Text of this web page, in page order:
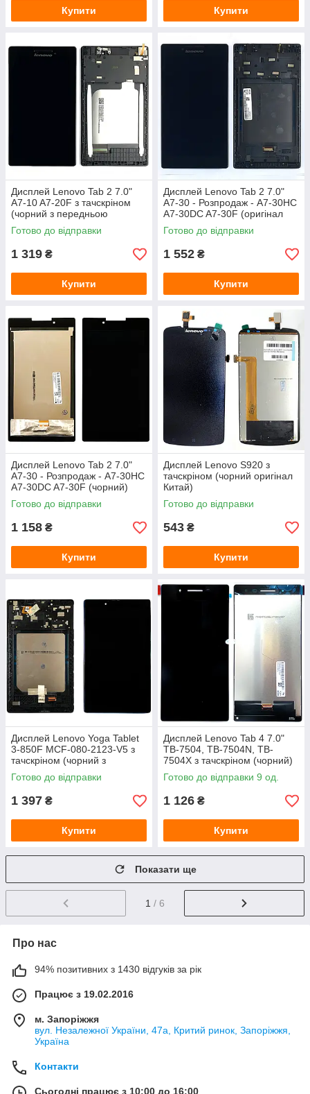
Купити Купити
Дисплей Lenovo Tab 2 7.0"
A7-10 A7-20F з тачскріном
(чорний з передньою
панеллю)
Готово до відправки
1 319 ₴
Купити
Дисплей Lenovo Tab 2 7.0"
A7-30 - Розпродаж - A7-30HC
A7-30DC A7-30F (оригінал
Китай із передньою
панеллю)
Готово до відправки
1 552 ₴
Купити
Дисплей Lenovo Tab 2 7.0"
A7-30 - Розпродаж - A7-30HC
A7-30DC A7-30F (чорний)
Готово до відправки
1 158 ₴
Купити
Дисплей Lenovo S920 з
тачскріном (чорний оригінал
Китай)
Готово до відправки
543 ₴
Купити
Дисплей Lenovo Yoga Tablet
3-850F MCF-080-2123-V5 з
тачскріном (чорний з
рамкою)
Готово до відправки
1 397 ₴
Купити
Дисплей Lenovo Tab 4 7.0"
TB-7504, TB-7504N, TB-
7504X з тачскріном (чорний)
Готово до відправки 9 од.
1 126 ₴
Купити
Показати ще
1 / 6
Про нас
94% позитивних з 1430 відгуків за рік
Працює з 19.02.2016
м. Запоріжжя
вул. Незалежної України, 47а, Критий ринок, Запоріжжя,
Україна
Контакти
Сьогодні працює з 10:00 до 16:00